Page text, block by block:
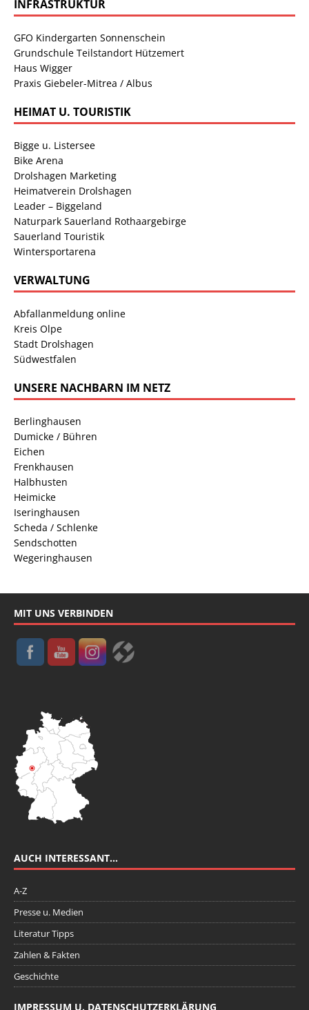
INFRASTRUKTUR
GFO Kindergarten Sonnenschein
Grundschule Teilstandort Hützemert
Haus Wigger
Praxis Giebeler-Mitrea / Albus
HEIMAT U. TOURISTIK
Bigge u. Listersee
Bike Arena
Drolshagen Marketing
Heimatverein Drolshagen
Leader – Biggeland
Naturpark Sauerland Rothaargebirge
Sauerland Touristik
Wintersportarena
VERWALTUNG
Abfallanmeldung online
Kreis Olpe
Stadt Drolshagen
Südwestfalen
UNSERE NACHBARN IM NETZ
Berlinghausen
Dumicke / Bühren
Eichen
Frenkhausen
Halbhusten
Heimicke
Iseringhausen
Scheda / Schlenke
Sendschotten
Wegeringhausen
MIT UNS VERBINDEN
AUCH INTERESSANT…
A-Z
Presse u. Medien
Literatur Tipps
Zahlen & Fakten
Geschichte
IMPRESSUM U. DATENSCHUTZERKLÄRUNG